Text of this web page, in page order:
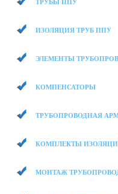
ТРУБЫ ППУ
ИЗОЛЯЦИЯ ТРУБ ППУ
ЭЛЕМЕНТЫ
КОМПЕНСАТОРЫ
ТРУБОПРОВОДНАЯ
КОМПЛЕКТЫ
МОНТАЖ